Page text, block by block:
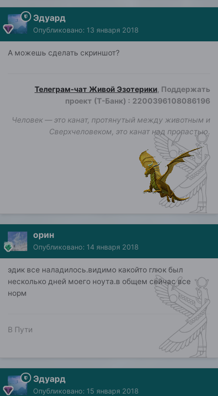
Эдуард
Опубликовано: 13 января 2018
А можешь сделать скриншот?
Телеграм-чат Живой Эзотерики, Поддержать
проект (Т-Банк) : 2200396108086196
Человек — это канат, протянутый между животным и
Сверхчеловеком, это канат над пропастью.
орин
Опубликовано: 14 января 2018
эдик все наладилось.видимо какойто глюк был
несколько дней моего ноута.в общем сейчас все
норм
В Пути
Эдуард
Опубликовано: 15 января 2018